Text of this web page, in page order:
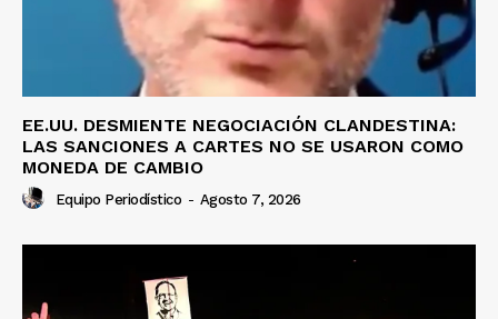
EE.UU. DESMIENTE NEGOCIACIÓN CLANDESTINA:
LAS SANCIONES A CARTES NO SE USARON COMO
MONEDA DE CAMBIO
Equipo Periodístico - Agosto 7, 2026